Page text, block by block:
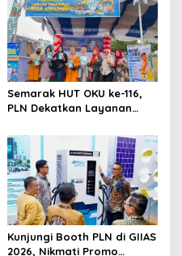
Semarak HUT OKU ke-116,
PLN Dekatkan Layanan
Mobile 2026
Kunjungi Booth PLN di GIIAS
2026, Nikmati Promo